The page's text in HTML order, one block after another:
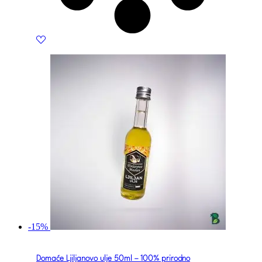
-15%
Domaće Ljiljanovo ulje 50ml – 100% prirodno